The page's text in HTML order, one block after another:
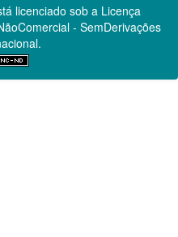
licenciado sob a Licença
- SemDerivações